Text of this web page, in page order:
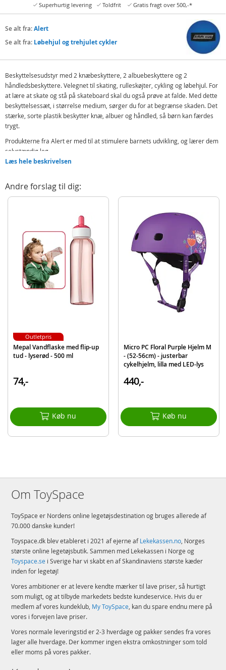
Superhurtig levering
Toldfrit Gratis fragt over 500,-*
Se alt fra:Alert
Se alt fra: Løbehjul og trehjulet cykler
Beskyttelsesudstyr med 2 knæbeskyttere, 2 albuebeskyttere og 2
håndledsbeskyttere. Velegnet til skating, rulleskøjter, cykling og løbehjul. For
at lære at skate og stå på skateboard skal du også prøve at falde. Med dette
beskyttelsessæt, i størrelse medium, sørger du for at begrænse skaden. Det
stærke, sorte plastik beskytter knæ, albuer og håndled, så børn kan færdes
trygt.
Produkterne fra Alert er med til at stimulere barnets udvikling, og lærer dem
selvstændig leg.
Indeholder:
2 albuebeskyttere
Størrelse: medium
Farve: pink
Spændes sammen med velcro
Alder: fra 8-10 år
Mærke
Læs hele beskrivelsen
Andre forslag til dig:
Mepal Vandflaske med flip-up
tud - lyserød - 500 ml
74,-
Køb nu
Outletpris
Micro PC Floral Purple Hjelm M
- (52-56cm) - justerbar
cykelhjelm, lilla med LED-lys
440,-
Køb nu
Om ToySpace
ToySpace er Nordens online legetøjsdestination og bruges allerede af
70.000 danske kunder!
Toyspace.dk blev etableret i 2021 af ejerne afLekekassen.no, Norges
største online legetøjsbutik. Sammen med Lekekassen i Norge og
Toyspace.se i Sverige har vi skabt en af Skandinaviens største kæder
inden for legetøj!
Vores ambitioner er at levere kendte mærker til lave priser, så hurtigt
som muligt, og at tilbyde markedets bedste kundeservice. Hvis du er
medlem af vores kundeklub, My ToySpace, kan du spare endnu mere på
vores i forvejen lave priser.
Vores normale leveringstid er 2-3 hverdage og pakker sendes fra vores
lager alle hverdage. Der kommer ingen ekstra omkostninger som told
eller moms på vores pakker.